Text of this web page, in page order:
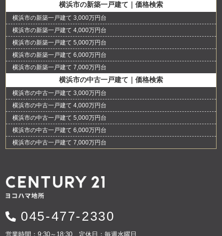
横浜市の新築一戸建て｜価格検索
横浜市の新築一戸建て 3,000万円台
横浜市の新築一戸建て 4,000万円台
横浜市の新築一戸建て 5,000万円台
横浜市の新築一戸建て 6,000万円台
横浜市の新築一戸建て 7,000万円台
横浜市の中古一戸建て｜価格検索
横浜市の中古一戸建て 3,000万円台
横浜市の中古一戸建て 4,000万円台
横浜市の中古一戸建て 5,000万円台
横浜市の中古一戸建て 6,000万円台
横浜市の中古一戸建て 7,000万円台
045-477-2330
営業時間：9:30～18:30 定休日：毎週水曜日